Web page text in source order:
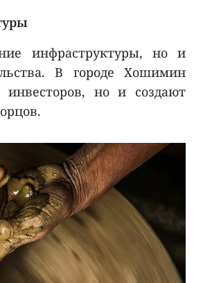
инфраструктуры, но и
В городе Хошимин
но и создают